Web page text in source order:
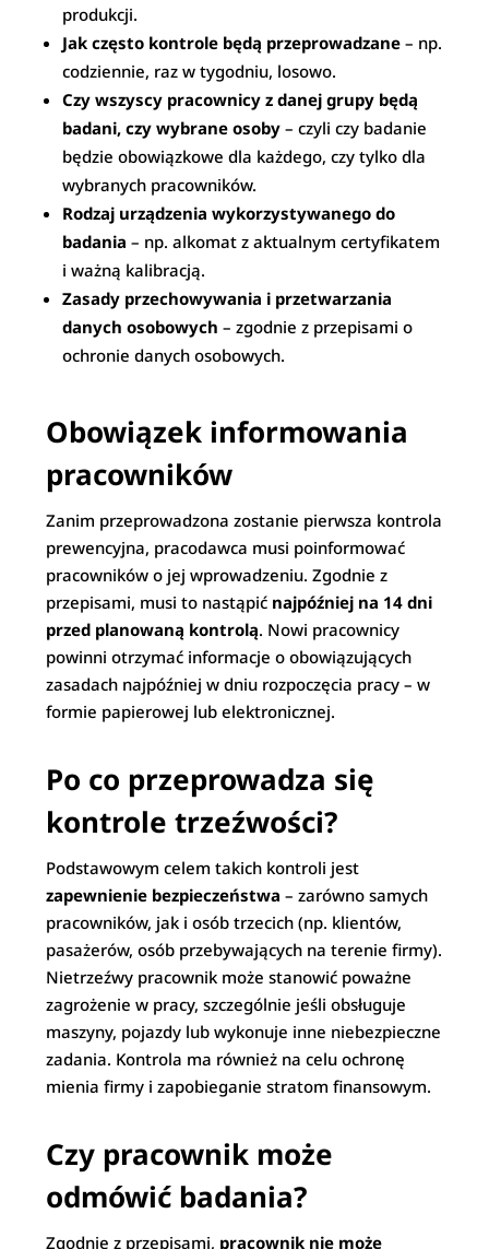
produkcji.
Jak często kontrole będą przeprowadzane – np.
codziennie, raz w tygodniu, losowo.
Czy wszyscy pracownicy z danej grupy będą
badani, czy wybrane osoby – czyli czy badanie
będzie obowiązkowe dla każdego, czy tylko dla
wybranych pracowników.
Rodzaj urządzenia wykorzystywanego do
badania – np. alkomat z aktualnym certyfikatem
i ważną kalibracją.
Zasady przechowywania i przetwarzania
danych osobowych – zgodnie z przepisami o
ochronie danych osobowych.
Obowiązek informowania
pracowników
Zanim przeprowadzona zostanie pierwsza kontrola
prewencyjna, pracodawca musi poinformować
pracowników o jej wprowadzeniu. Zgodnie z
przepisami, musi to nastąpić najpóźniej na 14 dni
przed planowaną kontrolą. Nowi pracownicy
powinni otrzymać informacje o obowiązujących
zasadach najpóźniej w dniu rozpoczęcia pracy – w
formie papierowej lub elektronicznej.
Po co przeprowadza się
kontrole trzeźwości?
Podstawowym celem takich kontroli jest
zapewnienie bezpieczeństwa – zarówno samych
pracowników, jak i osób trzecich (np. klientów,
pasażerów, osób przebywających na terenie firmy).
Nietrzeźwy pracownik może stanowić poważne
zagrożenie w pracy, szczególnie jeśli obsługuje
maszyny, pojazdy lub wykonuje inne niebezpieczne
zadania. Kontrola ma również na celu ochronę
mienia firmy i zapobieganie stratom finansowym.
Czy pracownik może
odmówić badania?
Zgodnie z przepisami, pracownik nie może